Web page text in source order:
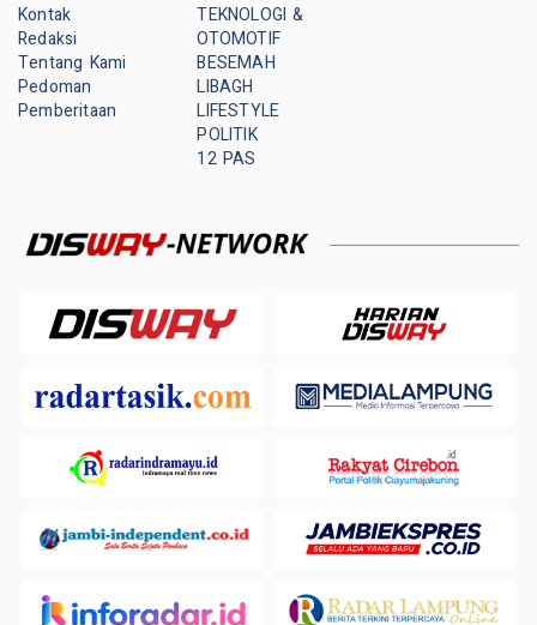
Kontak
Redaksi
Tentang Kami
Pedoman
Pemberitaan
TEKNOLOGI &
OTOMOTIF
BESEMAH
LIBAGH
LIFESTYLE
POLITIK
12 PAS